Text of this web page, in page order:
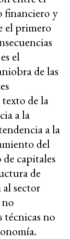
financiero y
el primero
el
de las
de la
a la
a la
del
capitales
de
sector
técnicas no